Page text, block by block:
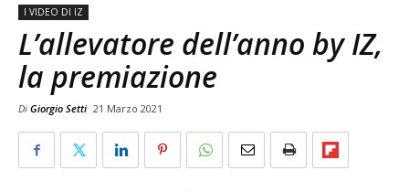
I VIDEO DI IZ
L’allevatore dell’anno by IZ,
la premiazione
Di Giorgio Setti 21 Marzo 2021